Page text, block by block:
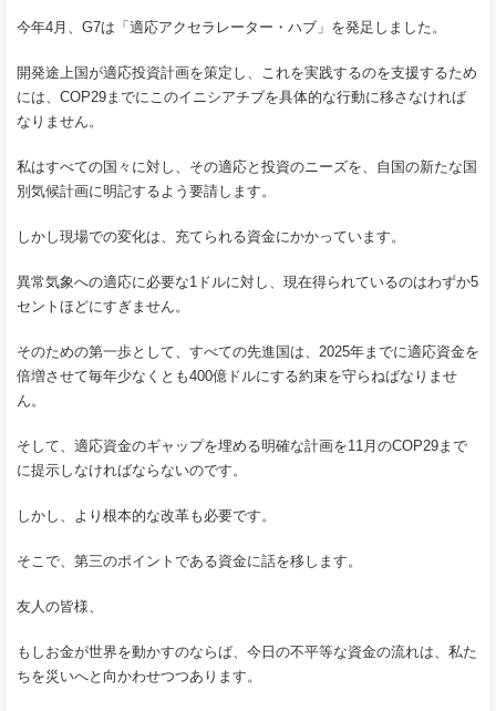
今年4月、G7は「適応アクセラレーター・ハブ」を発足しました。
開発途上国が適応投資計画を策定し、これを実践するのを支援するため
には、COP29までにこのイニシアチブを具体的な行動に移さなければ
なりません。
私はすべての国々に対し、その適応と投資のニーズを、自国の新たな国
別気候計画に明記するよう要請します。
しかし現場での変化は、充てられる資金にかかっています。
異常気象への適応に必要な1ドルに対し、現在得られているのはわずか5
セントほどにすぎません。
そのための第一歩として、すべての先進国は、2025年までに適応資金を
倍増させて毎年少なくとも400億ドルにする約束を守らねばなりませ
ん。
そして、適応資金のギャップを埋める明確な計画を11月のCOP29まで
に提示しなければならないのです。
しかし、より根本的な改革も必要です。
そこで、第三のポイントである資金に話を移します。
友人の皆様、
もしお金が世界を動かすのならば、今日の不平等な資金の流れは、私た
ちを災いへと向かわせつつあります。